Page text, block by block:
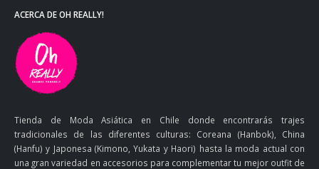
ACERCA DE OH REALLY!
Tienda de Moda Asiática en Chile donde encontrarás trajes
tradicionales de las diferentes culturas: Coreana (Hanbok), China
(Hanfu) y Japonesa (Kimono, Yukata y Haori) hasta la moda actual con
una gran variedad en accesorios para complementar tu mejor outfit de